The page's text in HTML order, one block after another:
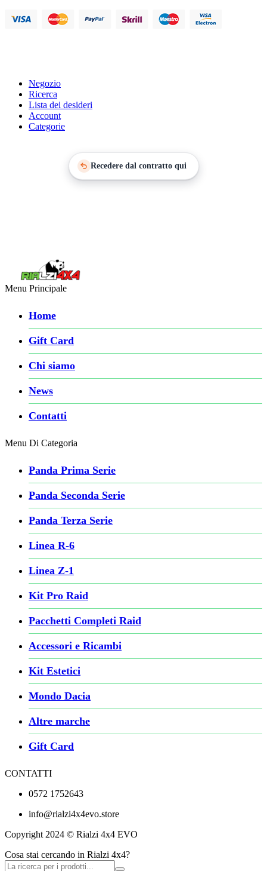
Negozio
Ricerca
Lista dei desideri
Account
Categorie
Recedere dal contratto qui
Menu Principale
Home
Gift Card
Chi siamo
News
Contatti
Menu Di Categoria
Panda Prima Serie
Panda Seconda Serie
Panda Terza Serie
Linea R-6
Linea Z-1
Kit Pro Raid
Pacchetti Completi Raid
Accessori e Ricambi
Kit Estetici
Mondo Dacia
Altre marche
Gift Card
CONTATTI
0572 1752643
info@rialzi4x4evo.store
Copyright 2024 © Rialzi 4x4 EVO
Cosa stai cercando in Rialzi 4x4?